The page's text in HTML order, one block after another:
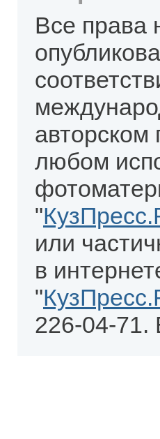
Все права
любом
"
или
в
"
226-04-71.